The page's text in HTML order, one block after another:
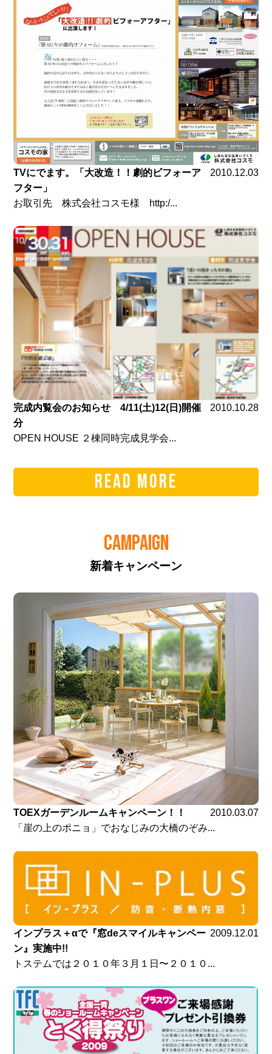
TVにでます。「大改造！！劇的ビフォーア
フター」
2010.12.03
お取引先 株式会社コスモ様 http:/...
完成内覧会のお知らせ 4/11(土)12(日)開催
分
2010.10.28
OPEN HOUSE ２棟同時完成見学会...
READ MORE
CAMPAIGN
新着キャンペーン
TOEXガーデンルームキャンペーン！！
2010.03.07
「崖の上のポニョ」でおなじみの大橋のぞみ...
インプラス＋αで『窓deスマイルキャンペー
ン』実施中!!
2009.12.01
トステムでは２０１０年３月１日〜２０１０...